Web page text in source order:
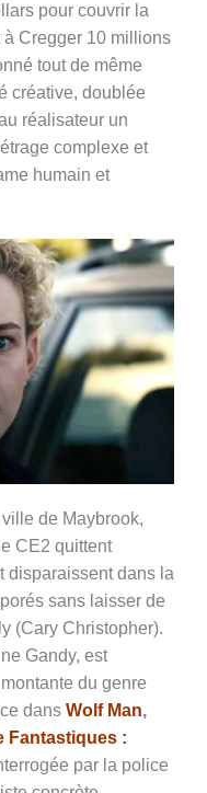
pour couvrir la
Cregger 10 millions
tout de même
créative, doublée
réalisateur un
complexe et
humain et
de Maybrook,
CE2 quittent
disparaissent dans la
sans laisser de
(Cary Christopher).
Gandy, est
du genre
dans Wolf Man,
Fantastiques :
par la police